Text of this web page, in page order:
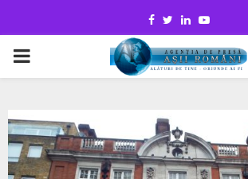
Facebook
TwitterLinkedinYoutube
PRIMARY